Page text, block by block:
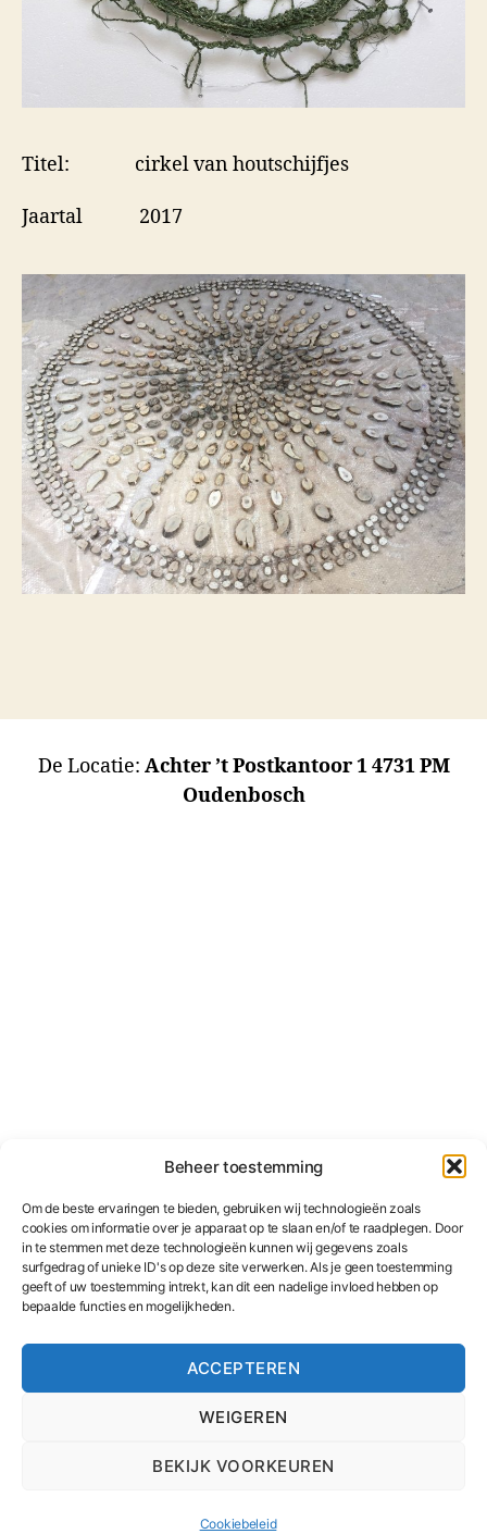
Beheer toestemming
Om de beste ervaringen te bieden, gebruiken wij technologieën zoals
cookies om informatie over je apparaat op te slaan en/of te raadplegen. Door
in te stemmen met deze technologieën kunnen wij gegevens zoals
surfgedrag of unieke ID's op deze site verwerken. Als je geen toestemming
geeft of uw toestemming intrekt, kan dit een nadelige invloed hebben op
bepaalde functies en mogelijkheden.
ACCEPTEREN
WEIGEREN
BEKIJK VOORKEUREN
Cookiebeleid
Titel: cirkel van houtschijfjes
Jaartal 2017
De Locatie: Achter ’t Postkantoor 1 4731 PM
Oudenbosch
Heerlijke Kunst